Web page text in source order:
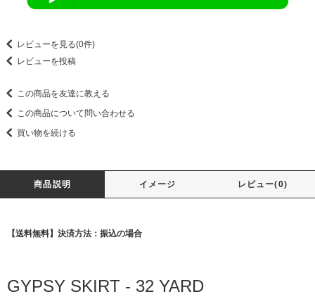
レビューを見る(0件)
レビューを投稿
この商品を友達に教える
この商品について問い合わせる
買い物を続ける
商品説明 イメージ レビュー(0)
【送料無料】決済方法：振込の場合
GYPSY SKIRT - 32 YARD